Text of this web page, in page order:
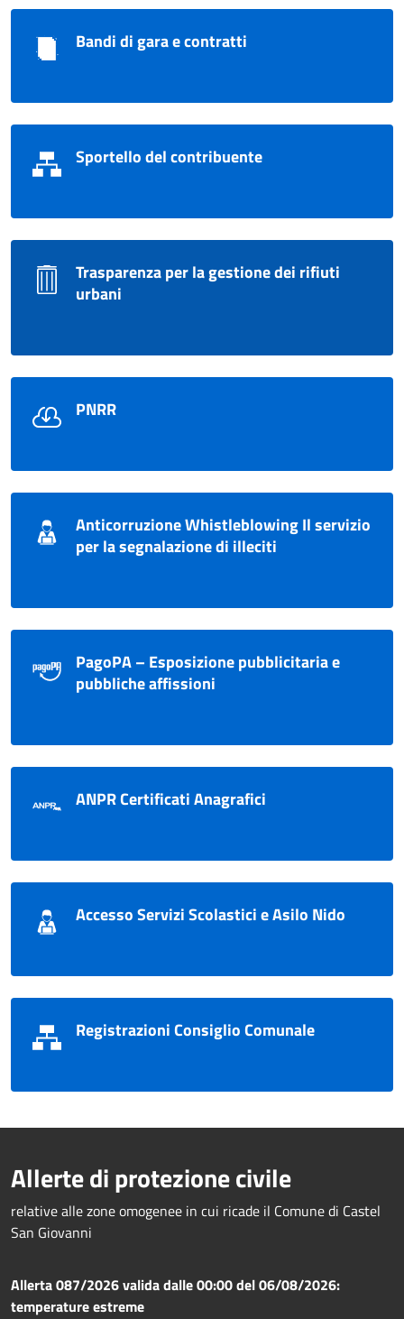
Bandi di gara e contratti
Sportello del contribuente
Trasparenza per la gestione dei rifiuti
urbani
PNRR
Anticorruzione Whistleblowing Il servizio
per la segnalazione di illeciti
PagoPA – Esposizione pubblicitaria e
pubbliche affissioni
ANPR Certificati Anagrafici
Accesso Servizi Scolastici e Asilo Nido
Registrazioni Consiglio Comunale
Allerte di protezione civile
relative alle zone omogenee in cui ricade il Comune di Castel
San Giovanni
Allerta 087/2026 valida dalle 00:00 del 06/08/2026:
temperature estreme